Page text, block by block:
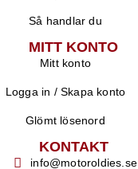
Så handlar du
MITT KONTO
Mitt konto
Logga in / Skapa konto
Glömt lösenord
KONTAKT
info@motoroldies.se